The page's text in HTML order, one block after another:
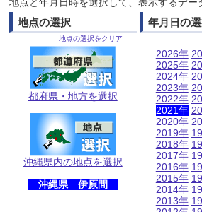
地点と年月日時を選択して、表示するデ
地点の選択
地点の選択をクリア
都府県・地方を選択
沖縄県内の地点を選択
沖縄県 伊原間
年月日の
2026年
2025年
2024年
2023年
2022年
2021年
2020年
2019年
2018年
2017年
2016年
2015年
2014年
2013年